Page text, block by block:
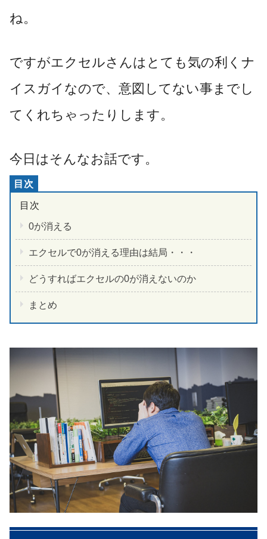
ね。
ですがエクセルさんはとても気の利くナ
イスガイなので、意図してない事までし
てくれちゃったりします。
今日はそんなお話です。
0が消える
エクセルで0が消える理由は結局・・・
どうすればエクセルの0が消えないのか
まとめ